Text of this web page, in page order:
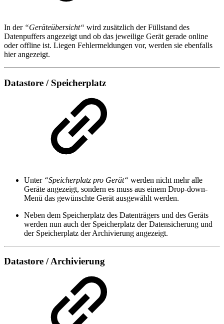
In der “Geräteübersicht“ wird zusätzlich der Füllstand des
Datenpuffers angezeigt und ob das jeweilige Gerät gerade online
oder offline ist. Liegen Fehlermeldungen vor, werden sie ebenfalls
hier angezeigt.
Datastore / Speicherplatz
Unter “Speicherplatz pro Gerät“ werden nicht mehr alle
Geräte angezeigt, sondern es muss aus einem Drop-down-
Menü das gewünschte Gerät ausgewählt werden.
Neben dem Speicherplatz des Datenträgers und des Geräts
werden nun auch der Speicherplatz der Datensicherung und
der Speicherplatz der Archivierung angezeigt.
Datastore / Archivierung